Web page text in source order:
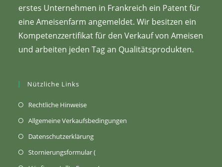
erstes Unternehmen in Frankreich ein Patent für
eine Ameisenfarm angemeldet. Wir besitzen ein
Kompetenzzertifikat für den Verkauf von Ameisen
und arbeiten jeden Tag an Qualitätsprodukten.
Nützliche Links
Rechtliche Hinweise(Öffnet
einem
neuen
Tab)
Allgemeine Verkaufsbedingungen
Datenschutzerklärung(Wird
Stornierungsformular (Öffnet